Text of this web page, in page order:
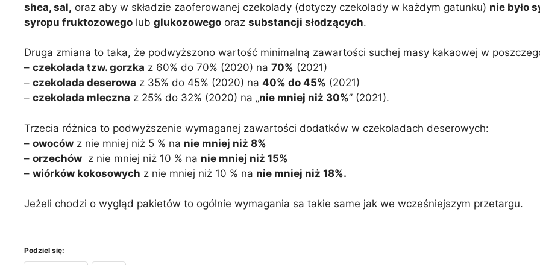
shea, sal, oraz aby w składzie zaoferowanej czekolady (dotyczy czekolady w każdym gatunku) nie było
syropu fruktozowego lub glukozowego oraz substancji słodzących.
Druga zmiana to taka, że podwyższono wartość minimalną zawartości suchej masy kakaowej w
– czekolada tzw. gorzka z 60% do 70% (2020) na 70% (2021)
– czekolada deserowa z 35% do 45% (2020) na 40% do 45% (2021)
– czekolada mleczna z 25% do 32% (2020) na „nie mniej niż 30%” (2021).
Trzecia różnica to podwyższenie wymaganej zawartości dodatków w czekoladach deserowych:
– owoców z nie mniej niż 5 % na nie mniej niż 8%
– orzechów z nie mniej niż 10 % na nie mniej niż 15%
– wiórków kokosowych z nie mniej niż 10 % na nie mniej niż 18%.
Jeżeli chodzi o wygląd pakietów to ogólnie wymagania sa takie same jak we wcześniejszym przetargu.
Podziel się: